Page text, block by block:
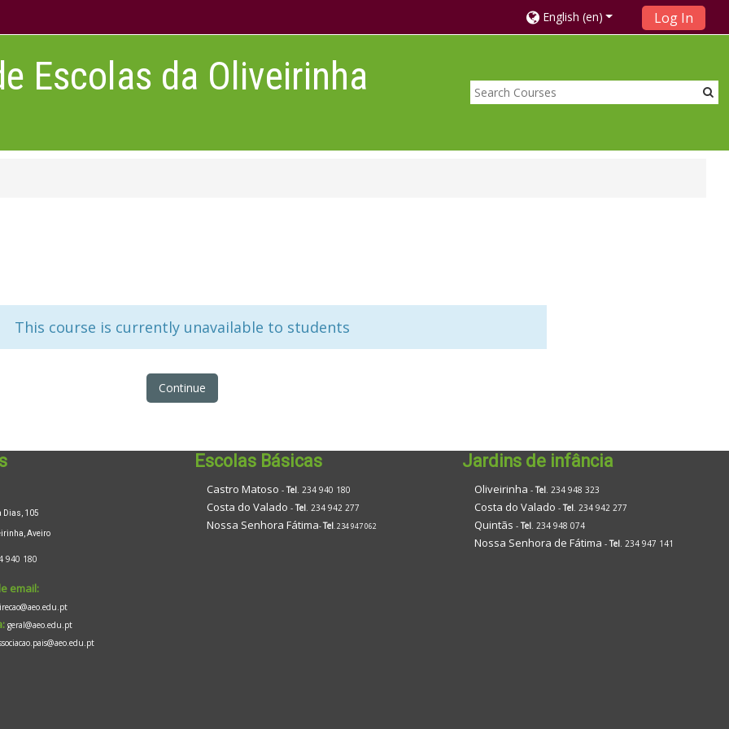
English ‎(en)‎ Log In
Escolas da Oliveirinha
This course is currently unavailable to students
Continue
105
Aveiro
940 180
email:
geral@aeo.edu.pt
Escolas Básicas
Castro Matoso - Tel. 234 940 180
Costa do Valado - Tel. 234 942 277
Nossa Senhora Fátima-Tel. 234 947 062
Jardins de infância
Oliveirinha -Tel. 234 948 323
Costa do Valado -Tel. 234 942 277
Quintãs -Tel. 234 948 074
Nossa Senhora de Fátima -Tel. 234 947 141